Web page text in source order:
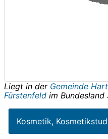
Liegt in der Gemeinde
Fürstenfeld im Bundesland
Kosmetik,